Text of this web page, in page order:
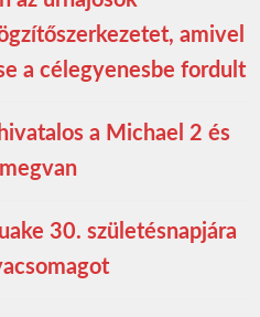
amivel
a célegyenesbe fordult
a Michael 2 és
30. születésnapjára